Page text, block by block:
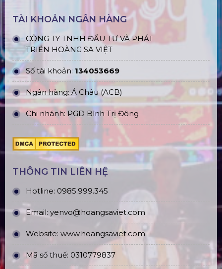
TÀI KHOẢN NGÂN HÀNG
CÔNG TY TNHH ĐẦU TƯ VÀ PHÁT
TRIỂN HOÀNG SA VIỆT
Số tài khoản: 134053669
Ngân hàng: Á Châu (ACB)
Chi nhánh: PGD Bình Trị Đông
THÔNG TIN LIÊN HỆ
Hotline: 0985.999.345
Email: yenvo@hoangsaviet.com
Website: www.hoangsaviet.com
Mã số thuế: 0310779837